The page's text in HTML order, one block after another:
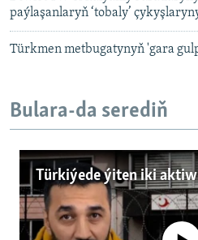
paýlaşanlaryň ‘tobaly’
Türkmen metbugatynyň 'gara
Bulara-da serediň
Türkiýede ýiten iki